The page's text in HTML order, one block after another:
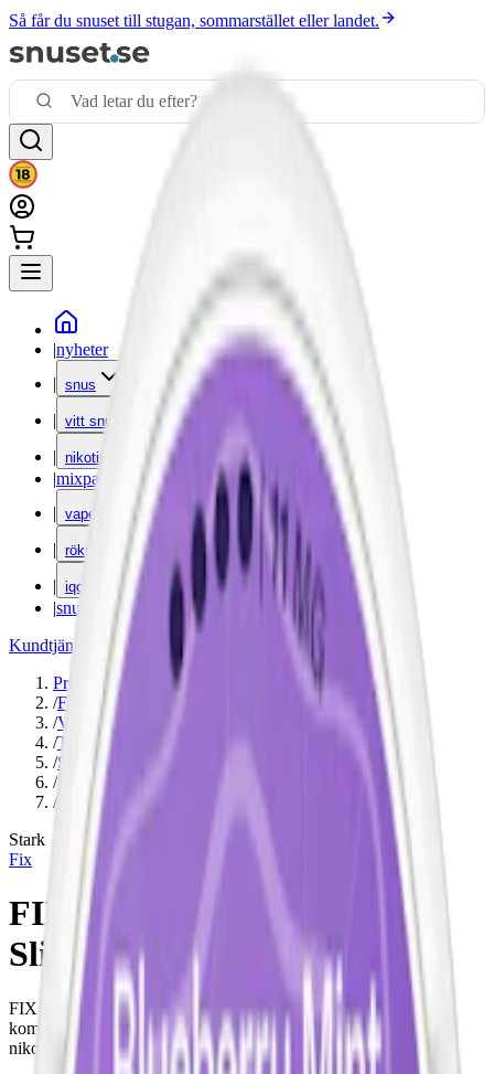
Så får du snuset till stugan, sommarstället eller landet.
|nyheter
| snus
| vitt snus
| nikotinfritt
|mixpack
| vape
| rökning
| iqos
|snuskuriren
Kundtjänst
Varumärken
Produkter
/Fix
/Vitt snus
/Torr Portion
/Slim
/Stark
/
Stark
Fix
FIX Blueberry Ice #5 Stark
Slim
FIX Blueberry Ice #5 Stark Slim är ett starkt vitt snus med en
kombination av sött och kyligt från en isig blåbärssmak. 11,5 mg
nikotin per prilla.